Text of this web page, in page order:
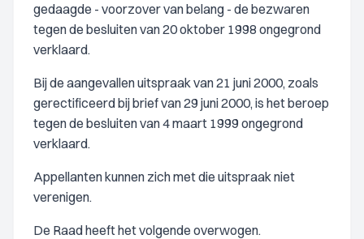
gedaagde - voorzover van belang - de bezwaren
tegen de besluiten van 20 oktober 1998 ongegrond
verklaard.
Bij de aangevallen uitspraak van 21 juni 2000, zoals
gerectificeerd bij brief van 29 juni 2000, is het beroep
tegen de besluiten van 4 maart 1999 ongegrond
verklaard.
Appellanten kunnen zich met die uitspraak niet
verenigen.
De Raad heeft het volgende overwogen.